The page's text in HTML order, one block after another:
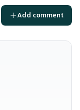
Add comment